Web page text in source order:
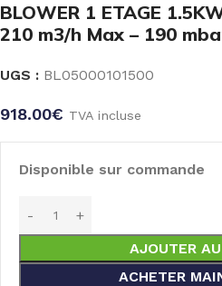
BLOWER 1 ETAGE
210 m3/h Max – 190
UGS : BL05000101500
918.00€ TVA incluse
Disponible sur commande
AJOUTER
ACHETER